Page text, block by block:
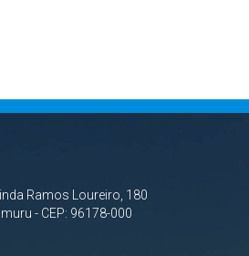
Ramos Loureiro, 180
- CEP: 96178-000